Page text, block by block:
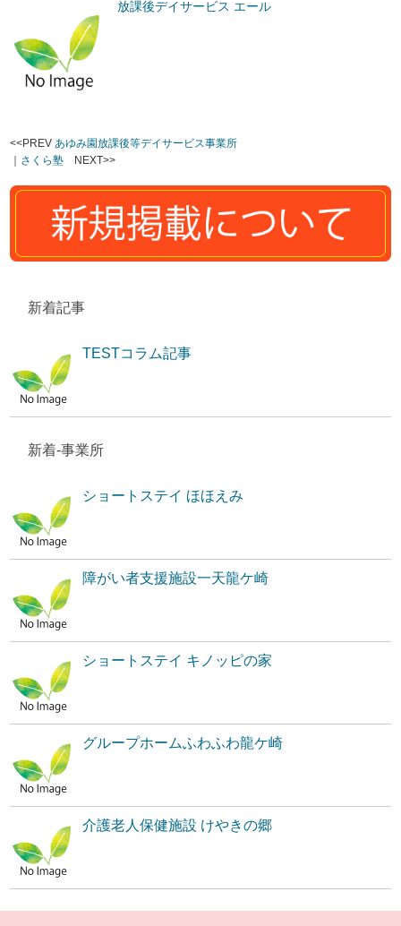
放課後デイサービス エール
<<PREV あゆみ園放課後等デイサービス事業所
｜ さくら塾 NEXT>>
新着記事
TESTコラム記事
新着-事業所
ショートステイ ほほえみ
障がい者支援施設一天龍ケ崎
ショートステイ キノッピの家
グループホームふわふわ龍ケ崎
介護老人保健施設 けやきの郷